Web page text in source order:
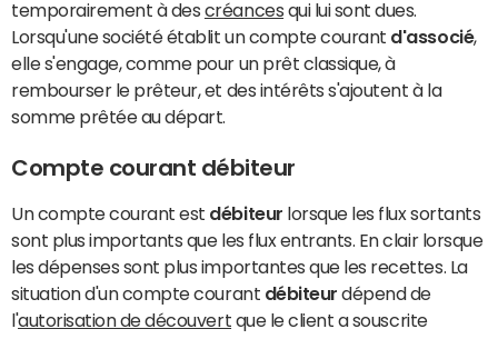
temporairement à des créances qui lui sont dues.
Lorsqu'une société établit un compte courant d'associé,
elle s'engage, comme pour un prêt classique, à
rembourser le prêteur, et des intérêts s'ajoutent à la
somme prêtée au départ.
Compte courant débiteur
Un compte courant est débiteur lorsque les flux sortants
sont plus importants que les flux entrants. En clair lorsque
les dépenses sont plus importantes que les recettes. La
situation d'un compte courant débiteur dépend de
l'autorisation de découvert que le client a souscrite